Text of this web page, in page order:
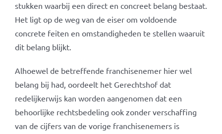
stukken waarbij een direct en concreet belang bestaat.
Het ligt op de weg van de eiser om voldoende
concrete feiten en omstandigheden te stellen waaruit
dit belang blijkt.
Alhoewel de betreffende franchisenemer hier wel
belang bij had, oordeelt het Gerechtshof dat
redelijkerwijs kan worden aangenomen dat een
behoorlijke rechtsbedeling ook zonder verschaffing
van de cijfers van de vorige franchisenemers is